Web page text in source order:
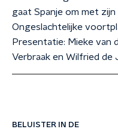
BELUISTER IN DE
gaat Spanje om met zijn
Ongeslachtelijke
Presentatie: Mieke van
Verbraak en Wilfried de